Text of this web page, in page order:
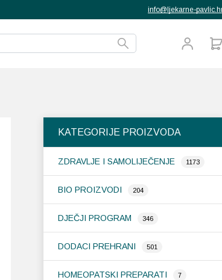
info@ljekarne-
KATEGORIJE PROIZVODA
ZDRAVLJE I SAMOLIJEČENJE 1173
BIO PROIZVODI 204
DJEČJI PROGRAM 346
DODACI PREHRANI 501
HOMEOPATSKI PREPARATI 7